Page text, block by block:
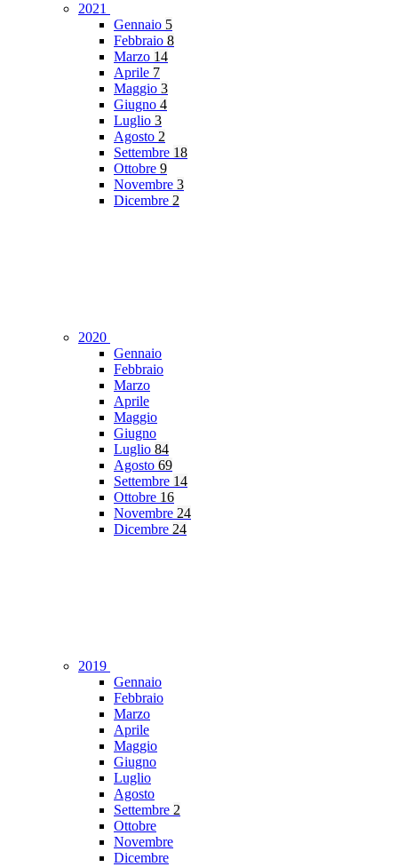
2021
Gennaio 5
Febbraio 8
Marzo 14
Aprile 7
Maggio 3
Giugno 4
Luglio 3
Agosto 2
Settembre 18
Ottobre 9
Novembre 3
Dicembre 2
2020
Gennaio
Febbraio
Marzo
Aprile
Maggio
Giugno
Luglio 84
Agosto 69
Settembre 14
Ottobre 16
Novembre 24
Dicembre 24
2019
Gennaio
Febbraio
Marzo
Aprile
Maggio
Giugno
Luglio
Agosto
Settembre 2
Ottobre
Novembre
Dicembre